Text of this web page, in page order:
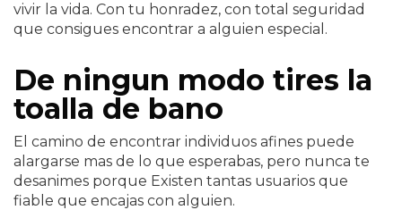
vivir la vida. Con tu honradez, con total seguridad
que consigues encontrar a alguien especial.
De ningun modo tires la
toalla de bano
El camino de encontrar individuos afines puede
alargarse mas de lo que esperabas, pero nunca te
desanimes porque Existen tantas usuarios que
fiable que encajas con alguien.